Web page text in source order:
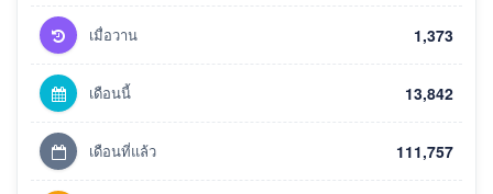
เมื่อวาน 1,373
เดือนนี้ 13,842
เดือนที่แล้ว 111,757